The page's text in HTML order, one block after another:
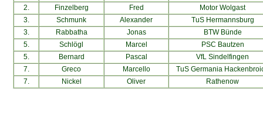
2.
Finzelberg Fred
Motor Wolgast
3.
Schmunk Alexander
TuS Hermannsburg
3.
Rabbatha Jonas
BTW Bünde
5.
Schlögl Marcel
PSC Bautzen
5.
Bernard Pascal
VfL Sindelfingen
7.
Greco Marcello
TuS Germania
7.
Nickel Oliver Rathenow